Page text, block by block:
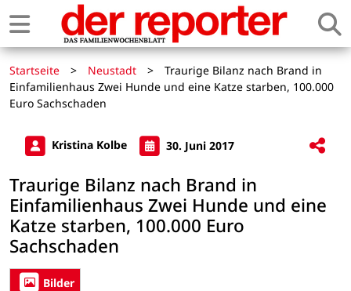
Startseite > Neustadt >
Traurige Bilanz nach Brand in
Einfamilienhaus Zwei Hunde und eine Katze starben, 100.000
Euro Sachschaden
Kristina Kolbe 30. Juni 2017
Traurige Bilanz nach Brand in
Einfamilienhaus Zwei Hunde und eine
Katze starben, 100.000 Euro
Sachschaden
Bilder